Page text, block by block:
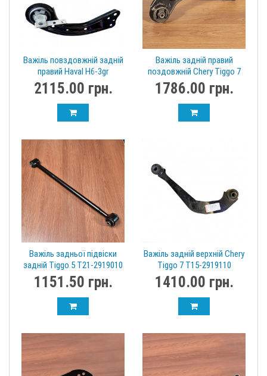
Важіль повздовжній задній
правий Haval H6-3gr
2914123AGW01A
2115.00 грн.
Важіль задній правий
поздовжній Chery Tiggo 7
T15-2919320
1786.00 грн.
Важіль задньої підвіски
задній Tiggo 5 T21-2919010
Knuot
1151.50 грн.
Важіль задній верхній Chery
Tiggo 7 T15-2919110
1410.00 грн.